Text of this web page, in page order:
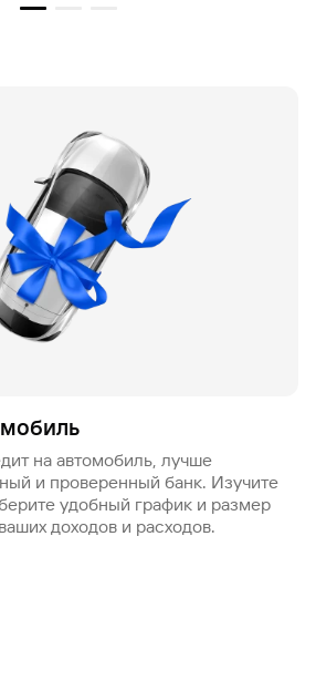
на автомобиль, лучше
и проверенный банк. Изучите
удобный график и размер
доходов и расходов.